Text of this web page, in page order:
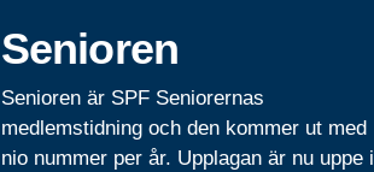
Senioren
Senioren är SPF Seniorernas
medlemstidning och den kommer ut med
nio nummer per år. Upplagan är nu uppe i